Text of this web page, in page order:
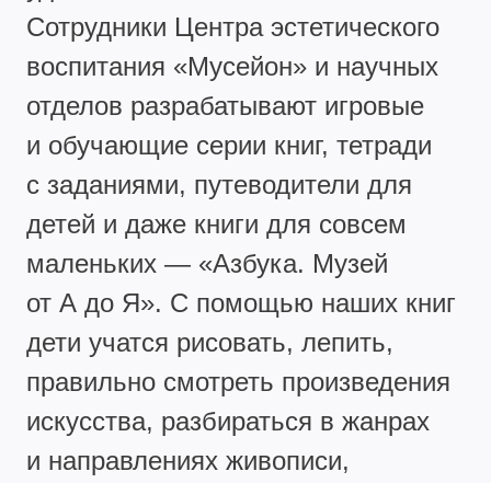
Сотрудники Центра эстетического
воспитания «Мусейон» и научных
отделов разрабатывают игровые
и обучающие серии книг, тетради
с заданиями, путеводители для
детей и даже книги для совсем
маленьких — «Азбука. Музей
от А до Я». С помощью наших книг
дети учатся рисовать, лепить,
правильно смотреть произведения
искусства, разбираться в жанрах
и направлениях живописи,